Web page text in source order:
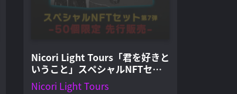
Nicori Light Tours「君を好きと
いうこと」スペシャルNFTセッ
ト-50個限定版
Nicori Light Tours